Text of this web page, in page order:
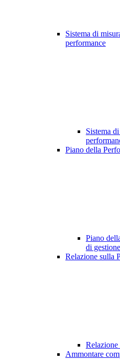
Sistema di
performance
Sistema
Piano della
Piano
di gestione
Relazione sulla
Relazione
Ammontare